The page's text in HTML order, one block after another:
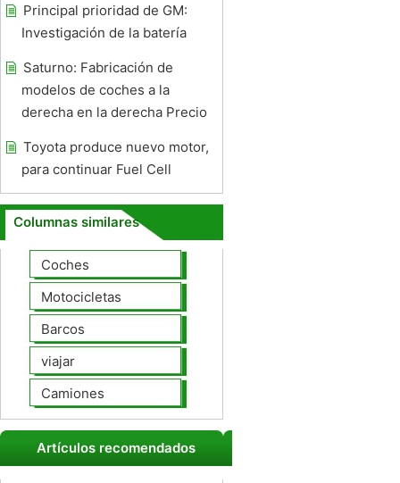
Principal prioridad de GM:
Investigación de la batería
Saturno: Fabricación de
modelos de coches a la
derecha en la derecha Precio
Toyota produce nuevo motor,
para continuar Fuel Cell
Columnas similares
Coches
Motocicletas
Barcos
viajar
Camiones
Artículos recomendados